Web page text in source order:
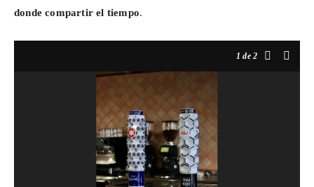
donde compartir el tiempo.
1 de 2